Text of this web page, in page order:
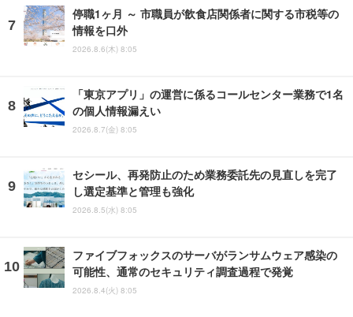
停職1ヶ月 ～ 市職員が飲食店関係者に関する市税等の
情報を口外
2026.8.6(木) 8:05
「東京アプリ」の運営に係るコールセンター業務で1名
の個人情報漏えい
2026.8.7(金) 8:05
セシール、再発防止のため業務委託先の見直しを完了
し選定基準と管理も強化
2026.8.5(水) 8:05
ファイブフォックスのサーバがランサムウェア感染の
可能性、通常のセキュリティ調査過程で発覚
2026.8.4(火) 8:05